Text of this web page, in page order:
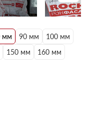
мм 90 мм
100 мм
150 мм
160 мм